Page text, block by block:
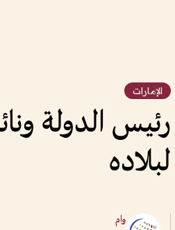
الإمارات
رئيس الدولة
لبلاده
وام